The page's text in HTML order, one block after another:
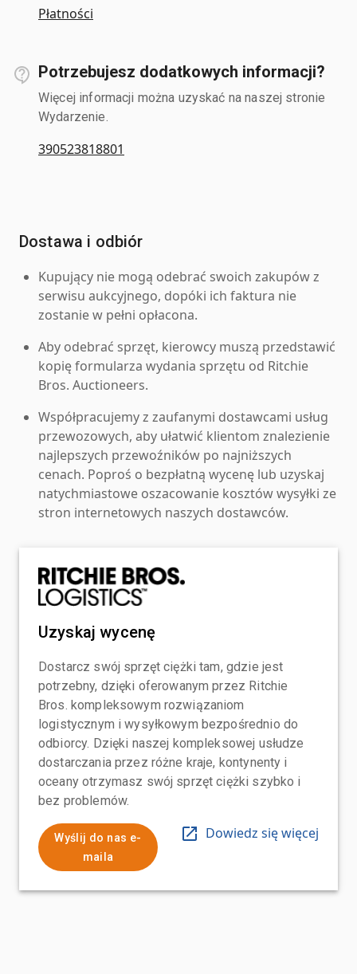
Płatności
Potrzebujesz dodatkowych informacji?
Więcej informacji można uzyskać na naszej stronie
Wydarzenie.
390523818801
Dostawa i odbiór
Kupujący nie mogą odebrać swoich zakupów z
serwisu aukcyjnego, dopóki ich faktura nie
zostanie w pełni opłacona.
Aby odebrać sprzęt, kierowcy muszą przedstawić
kopię formularza wydania sprzętu od Ritchie
Bros. Auctioneers.
Współpracujemy z zaufanymi dostawcami usług
przewozowych, aby ułatwić klientom znalezienie
najlepszych przewoźników po najniższych
cenach. Poproś o bezpłatną wycenę lub uzyskaj
natychmiastowe oszacowanie kosztów wysyłki ze
stron internetowych naszych dostawców.
Uzyskaj wycenę
Dostarcz swój sprzęt ciężki tam, gdzie jest
potrzebny, dzięki oferowanym przez Ritchie
Bros. kompleksowym rozwiązaniom
logistycznym i wysyłkowym bezpośrednio do
odbiorcy. Dzięki naszej kompleksowej usłudze
dostarczania przez różne kraje, kontynenty i
oceany otrzymasz swój sprzęt ciężki szybko i
bez problemów.
Wyślij do nas e-
maila
Dowiedz się więcej